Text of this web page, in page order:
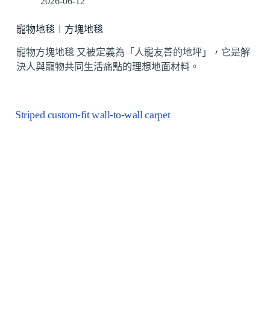
寵物地毯︱方塊地毯
寵物方塊地毯 又被定義為「人寵友善的地坪」，它是解
決人與寵物共同生活痛點的理想地面材料。